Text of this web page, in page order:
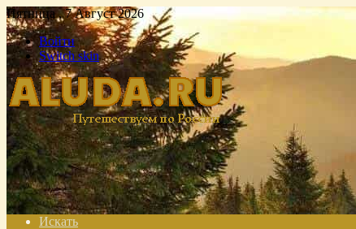
Пятница , 7 Август 2026
Войти
Switch skin
Искать